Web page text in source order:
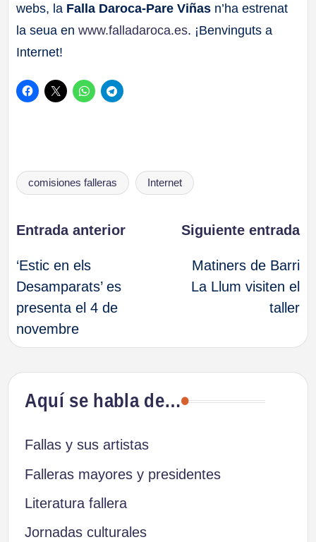
webs, la Falla Daroca-Pare Viñas n’ha estrenat
la seua enwww.falladaroca.es. ¡Benvinguts a
Internet!
Etiquetas:
comisiones falleras Internet
Navegación
de
entradas
Entrada anterior
‘Estic en els
Desamparats’ es
presenta el 4 de
novembre
Siguiente entrada
Matiners de Barri
La Llum visiten el
taller
Aquí se habla de…
Fallas y sus artistas
Falleras mayores y presidentes
Literatura fallera
Jornadas culturales